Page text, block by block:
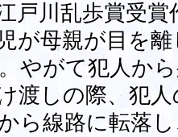
戸川乱歩賞受賞
が母親が目を
やがて犯人か
渡しの際、犯
ら線路に転落